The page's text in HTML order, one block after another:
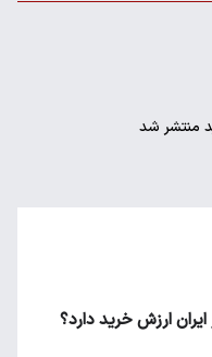
منتشر شد